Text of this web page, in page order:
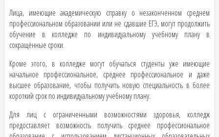
​Лица, имеющие академическую справку о незаконченном среднем
профессиональном образовании или не сдавшие ЕГЭ, могут продолжить
обучение в колледже по индивидуальному учебному плану в
сокращённые сроки.
Кроме этого, в колледже могут обучаться студенты уже имеющие
начальное профессиональное, среднее профессиональное и даже
высшее образование, чтобы получить новую специальность в более
короткий срок по индивидуальному учебному плану.
Для лиц с ограниченными возможностями здоровья, колледж
предоставляет возможность получить среднее профессиональное